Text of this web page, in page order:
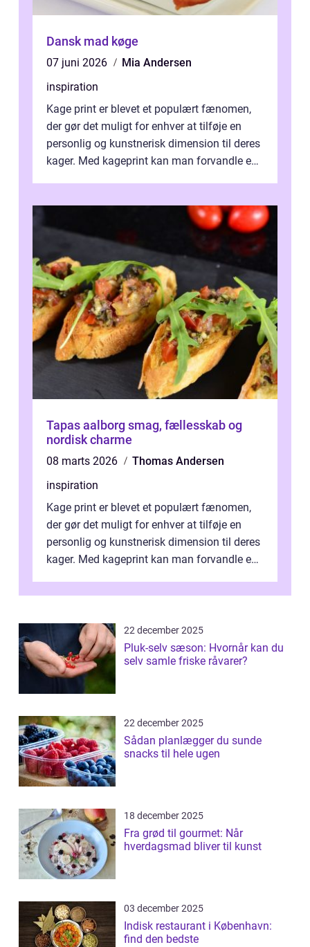
Dansk mad køge
07 juni 2026
Mia Andersen
inspiration
Kage print er blevet et populært fænomen,
der gør det muligt for enhver at tilføje en
personlig og kunstnerisk dimension til deres
kager. Med kageprint kan man forvandle en
Tapas aalborg smag, fællesskab og
nordisk charme
08 marts 2026
Thomas Andersen
inspiration
Kage print er blevet et populært fænomen,
der gør det muligt for enhver at tilføje en
personlig og kunstnerisk dimension til deres
kager. Med kageprint kan man forvandle en
22 december 2025
Pluk-selv sæson: Hvornår kan du
selv samle friske råvarer?
22 december 2025
Sådan planlægger du sunde
snacks til hele ugen
18 december 2025
Fra grød til gourmet: Når
hverdagsmad bliver til kunst
03 december 2025
Indisk restaurant i København:
find den bedste